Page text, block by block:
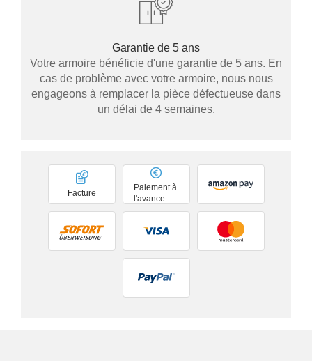
Garantie de 5 ans
Votre armoire bénéficie d'une garantie de 5 ans. En
cas de problème avec votre armoire, nous nous
engageons à remplacer la pièce défectueuse dans
un délai de 4 semaines.
Paiement à
l'avance
Facture